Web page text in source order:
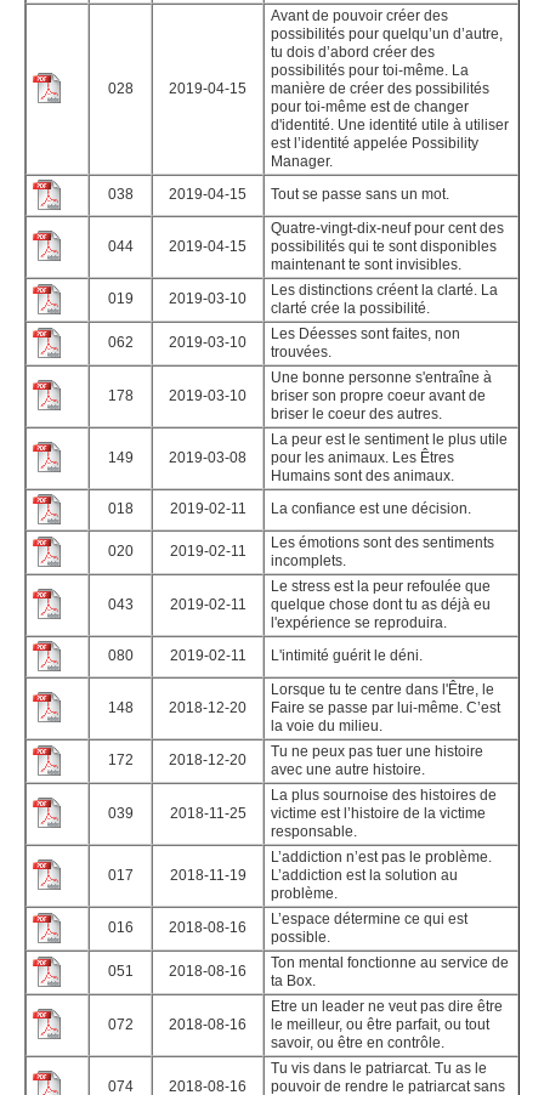
028 2019-04-15
Avant de pouvoir créer des
possibilités pour quelqu’un d’autre,
tu dois d’abord créer des
possibilités pour toi-même. La
manière de créer des possibilités
pour toi-même est de changer
d'identité. Une identité utile à utiliser
est l’identité appelée Possibility
Manager.
038
2019-04-15 Tout se passe sans un mot.
044 2019-04-15
Quatre-vingt-dix-neuf pour cent des
possibilités qui te sont disponibles
maintenant te sont invisibles.
019
2019-03-10
Les distinctions créent la clarté. La
clarté crée la possibilité.
062
2019-03-10
Les Déesses sont faites, non
trouvées.
178 2019-03-10
Une ​bonne personne s'entraîne à
briser son propre coeur avant de
briser le coeur des autres.
149 2019-03-08
La peur est le sentiment le plus utile
pour les animaux. Les Êtres
Humains sont des animaux.
018
2019-02-11 La confiance est une décision.
020 2019-02-11
Les émotions sont des sentiments
incomplets.
043 2019-02-11
Le stress est la peur refoulée que
quelque chose dont tu as déjà eu
l'expérience se reproduira.
080
2019-02-11 L'intimité guérit le déni.
148 2018-12-20
Lorsque tu te centre dans l'Être, le
Faire se passe par lui-même. C’est
la voie du milieu.
172
2018-12-20
Tu ne peux pas tuer une histoire
avec une autre histoire.
039 2018-11-25
La plus sournoise des histoires de
victime est l’histoire de la victime
responsable.
017 2018-11-19
L’addiction n’est pas le problème.
L’addiction est la solution au
problème.
016
2018-08-16
L’espace détermine ce qui est
possible.
051
2018-08-16
Ton mental fonctionne au service de
ta Box.
072 2018-08-16
Etre un leader ne veut pas dire être
le meilleur, ou être parfait, ou tout
savoir, ou être en contrôle.
074 2018-08-16
Tu vis dans le patriarcat. Tu as le
pouvoir de rendre le patriarcat sans